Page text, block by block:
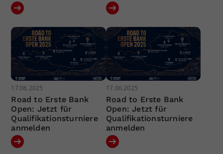
17.06.2025
Road to Erste Bank
Open: Jetzt für
Qualifikationsturniere
anmelden
17.06.2025
Road to Erste Bank
Open: Jetzt für
Qualifikationsturniere
anmelden